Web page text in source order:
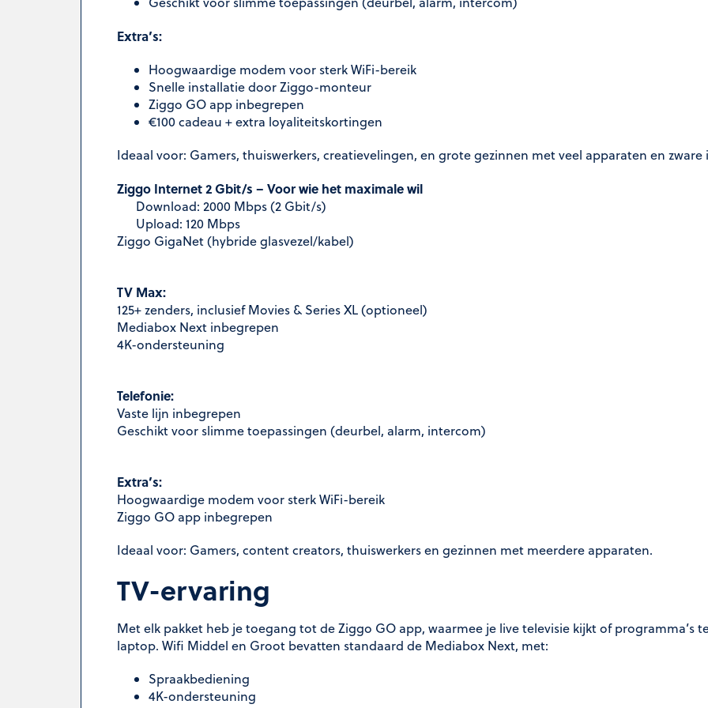
Extra’s:
Hoogwaardige modem voor sterk WiFi-bereik
Snelle installatie door Ziggo-monteur
Ziggo GO app inbegrepen
€100 cadeau + extra loyaliteitskortingen
Ideaal voor: Gamers, thuiswerkers, creatievelingen, en grote gezinnen met veel apparaten en
Ziggo Internet 2 Gbit/s – Voor wie het maximale wil
Download: 2000 Mbps (2 Gbit/s)
Upload: 120 Mbps
Ziggo GigaNet (hybride glasvezel/kabel)
TV Max:
125+ zenders, inclusief Movies & Series XL (optioneel)
Mediabox Next inbegrepen
4K-ondersteuning
Telefonie:
Vaste lijn inbegrepen
Geschikt voor slimme toepassingen (deurbel, alarm, intercom)
Extra’s:
Hoogwaardige modem voor sterk WiFi-bereik
Ziggo GO app inbegrepen
Ideaal voor: Gamers, content creators, thuiswerkers en gezinnen met meerdere apparaten.
TV-ervaring
Met elk pakket heb je toegang tot de Ziggo GO app, waarmee je live televisie kijkt of programma’s
laptop. Wifi Middel en Groot bevatten standaard de Mediabox Next, met:
Spraakbediening
4K-ondersteuning